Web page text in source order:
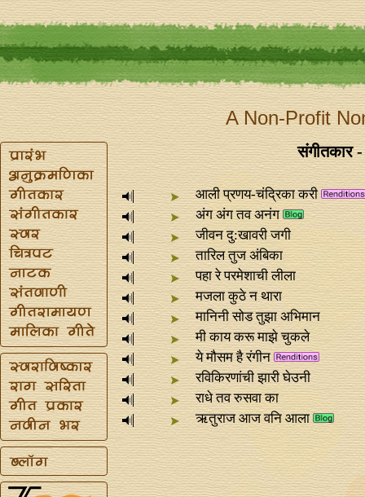
A Non-Profit
संगीतकार
आली प्रणय-चंद्रिका करी
अंग अंग तव अनंग
जीवन दु:खावरी जगी
तारिल तुज अंबिका
पहा रे परमेशाची लीला
मजला कुठे न थारा
मानिनी सोड तुझा अभिमान
मी काय करू माझे चुकले
ये मौसम है रंगीन
रविकिरणांची झारी घेउनी
राधे तव रुसवा का
ऋतुराज आज वनि आला